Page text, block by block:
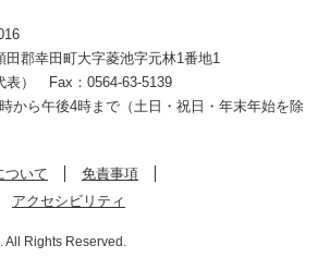
田郡幸田町大字菱池字元林1番地1
）
Fax：0564-63-5139
から午後4時まで（土日・祝日・年末年始を除
ついて
免責事項
アクセシビリティ
Rights Reserved.